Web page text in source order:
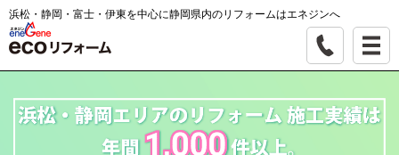
浜松・静岡・富士・伊東を中心に静岡県内のリフォームはエネジンへ